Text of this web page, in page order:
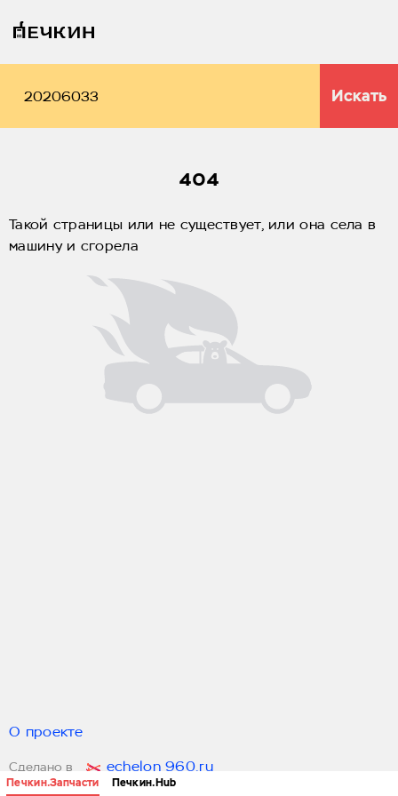
Печкин.Запчасти Печкин.Hub
Искать
404
Такой страницы или не существует, или она села в
машину и сгорела
О проекте
Сделано в echelon 960.ru